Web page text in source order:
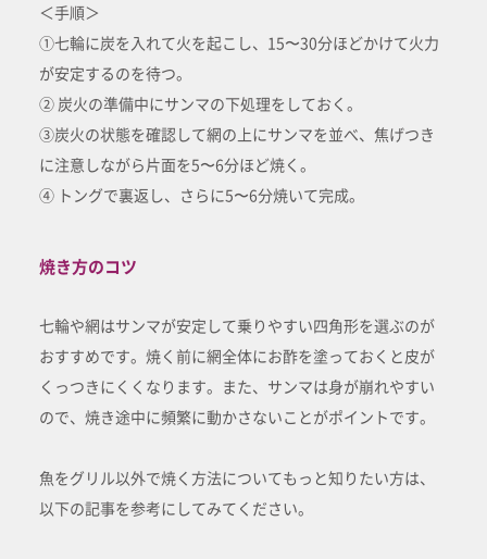
＜手順＞
①七輪に炭を入れて火を起こし、15〜30分ほどかけて火力
が安定するのを待つ。
② 炭火の準備中にサンマの下処理をしておく。
③炭火の状態を確認して網の上にサンマを並べ、焦げつき
に注意しながら片面を5〜6分ほど焼く。
④ トングで裏返し、さらに5〜6分焼いて完成。
焼き方のコツ
七輪や網はサンマが安定して乗りやすい四角形を選ぶのが
おすすめです。焼く前に網全体にお酢を塗っておくと皮が
くっつきにくくなります。また、サンマは身が崩れやすい
ので、焼き途中に頻繁に動かさないことがポイントです。
魚をグリル以外で焼く方法についてもっと知りたい方は、
以下の記事を参考にしてみてください。